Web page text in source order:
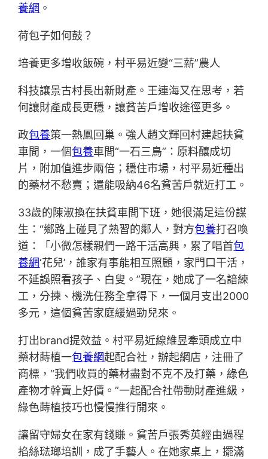
養網 。
荷包子如何鼓？
培養更多增收飯碗，村平易近變“三薪”農人
科技讓景古村長出新財產。王連海又在思考，若
何讓財產成長更穩，讓貧苦戶增收途徑更多。
政包養策一熱鳳回巢。強人趙文輝回村建起扶貧
車間，一個包養車間“一石三鳥”：原料釀成切
片，附加值進步兩倍；穩住市場，村平易近種出
的藥材不愁賣；還能吸納46名貧苦戶就近打工。
33歲的陳淑換在扶貧車間下班，她很滿足這份謀
生：“鄉路上碰見了熟習的鄰人，對方包養打召喚
道：「小微怎樣親們一路干活高興，累了唱首包
養網‘花兒’，誰家有事能相互照顧，家門口干活，
不延誤照看孩子、白叟。”現在，她成了一名諳練
工，分揀、機洗任務全拿得下，一個月支出2000
多元，這個貧苦家庭緩過勁兒來。
打出brand提效益。村平易近線維昱牽頭成立中
藥材蒔植一包養網起配合社，辦起網店，注冊了
商標，“我們收買的藥材盡對不克不及打藥，綠色
產物才幹賣上好價。”一起配合社帶動財產進級，
綠色蒔植技巧也慢慢推行開來。
讓留守婦女在家有錢賺。貧苦戶張秀英經由過程
掐絲琺瑯培訓，成了手藝人。在她家桌上，擺滿